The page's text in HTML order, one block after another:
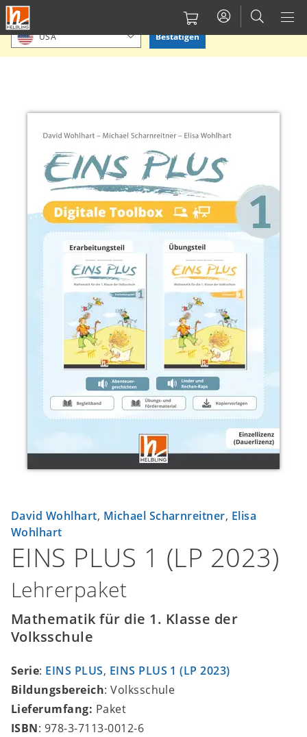
Direkt
zum
Inhalt
Bitte Standort bestätigen oder einen anderen auswählen.
USA Bestätigen
David Wohlhart, Michael Scharnreitner, Elisa
Wohlhart
EINS PLUS 1 (LP 2023)
Lehrerpaket
Mathematik für die 1. Klasse der
Volksschule
Serie: EINS PLUS, EINS PLUS 1 (LP 2023)
Bildungsbereich: Volksschule
Lieferumfang: Paket
ISBN: 978-3-7113-0012-6